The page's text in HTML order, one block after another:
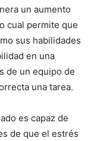
un aumento
cual permite que
sus habilidades
en una
de un equipo de
una tarea.
es capaz de
de que el estrés